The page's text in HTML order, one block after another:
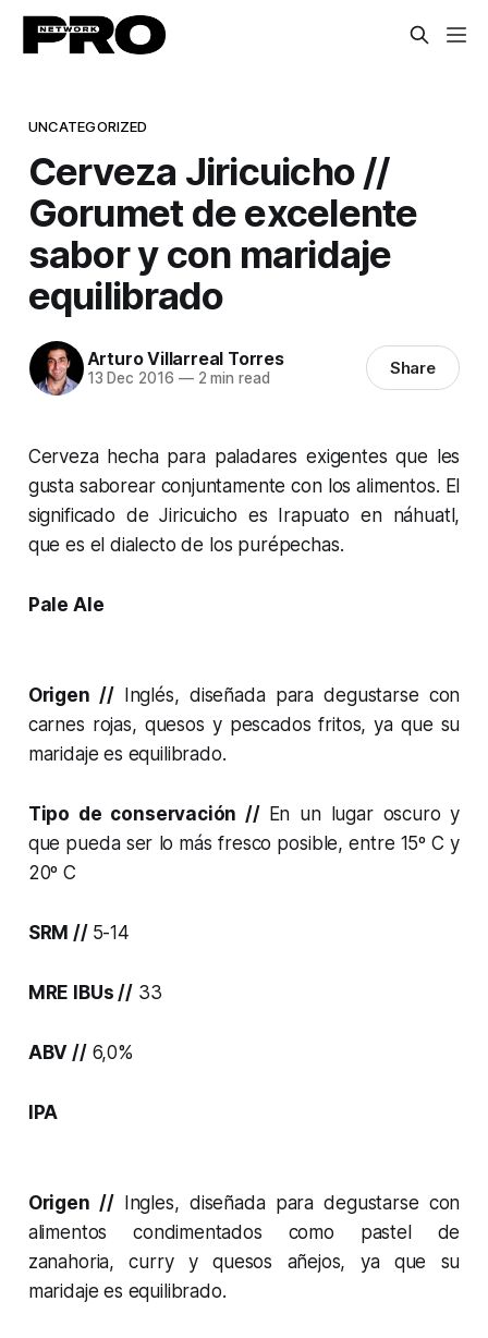
UNCATEGORIZED
Cerveza Jiricuicho //
Gorumet de excelente
sabor y con maridaje
equilibrado
Arturo Villarreal Torres
13 Dec 2016 —2 min read Share
Cerveza hecha para paladares exigentes que les
gusta saborear conjuntamente con los alimentos. El
significado de Jiricuicho es Irapuato en náhuatl,
que es el dialecto de los purépechas.
Pale Ale
Origen //Inglés, diseñada para degustarse con
carnes rojas, quesos y pescados fritos, ya que su
maridaje es equilibrado.
Tipo de conservación // En un lugar oscuro y
que pueda ser lo más fresco posible, entre 15º C y
20º C
SRM // 5-14
MRE IBUs //33
ABV //6,0%
IPA
Origen //Ingles, diseñada para degustarse con
alimentos condimentados como pastel de
zanahoria, curry y quesos añejos, ya que su
maridaje es equilibrado.